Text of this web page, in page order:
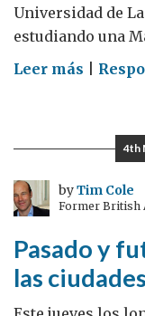
Universidad de
estudiando una
Leer más on
cubano
Londres
4th
byTim Cole
Former British
Pasado y
las ciudades